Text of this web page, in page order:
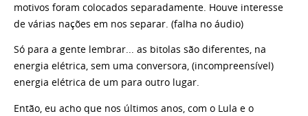
motivos foram colocados separadamente. Houve interesse
de várias nações em nos separar. (falha no áudio)
Só para a gente lembrar... as bitolas são diferentes, na
energia elétrica, sem uma conversora, (incompreensível)
energia elétrica de um para outro lugar.
Então, eu acho que nos últimos anos, com o Lula e o